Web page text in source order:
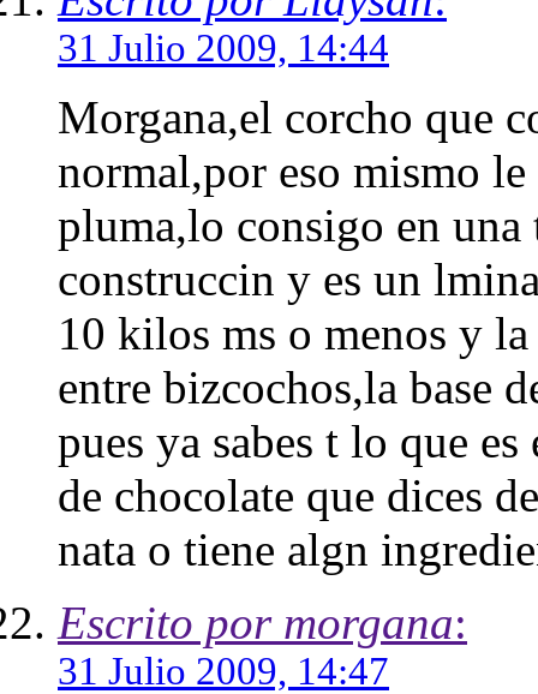
31 Julio 2009, 14:44
Morgana,el corcho que
normal,por eso mismo
pluma,lo consigo en una
construccin y es un
10 kilos ms o menos y
entre bizcochos,la base
pues ya sabes t lo que
de chocolate que dices
nata o tiene algn
Escrito por morgana:
31 Julio 2009, 14:47